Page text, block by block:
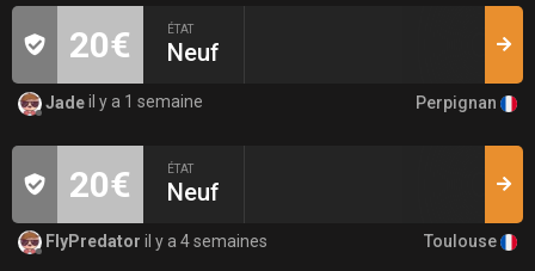
20€ ÉTAT
Neuf
Jadeil y a 1 semaine Perpignan
20€ ÉTAT
Neuf
FlyPredator il y a 4 semaines Toulouse